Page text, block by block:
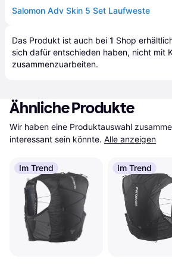
Salomon Adv Skin 5 Set Laufweste
Das Produkt ist auch bei 1 Shop
sich dafür entschieden haben, nicht mit
zusammenzuarbeiten.
Ähnliche Produkte
Wir haben eine Produktauswahl
interessant sein könnte. Alle anzeigen
Im Trend Im Trend